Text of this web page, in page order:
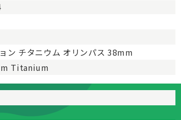
ン チタニウム オリンパス 38mm
Titanium